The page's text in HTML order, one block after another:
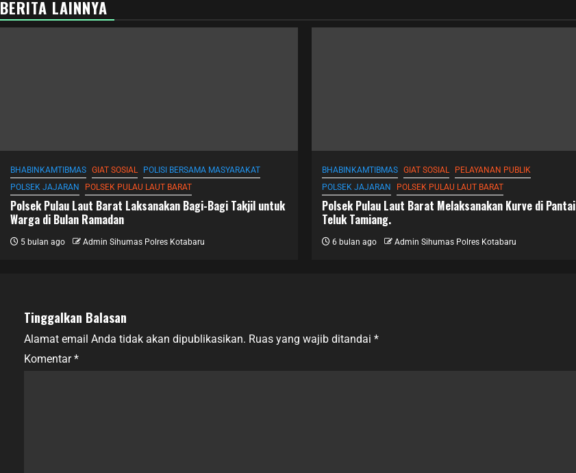
BERITA LAINNYA
BHABINKAMTIBMAS GIAT SOSIAL
POLISI BERSAMA MASYARAKAT
POLSEK JAJARAN
POLSEK PULAU LAUT BARAT
Polsek Pulau Laut Barat Laksanakan Bagi-Bagi Takjil untuk
Warga di Bulan Ramadan
5 bulan ago Admin Sihumas Polres Kotabaru
BHABINKAMTIBMAS GIAT SOSIAL
PELAYANAN PUBLIK
POLSEK JAJARAN
POLSEK PULAU LAUT BARAT
Polsek Pulau Laut Barat Melaksanakan Kurve di Pantai
Teluk Tamiang.
6 bulan ago Admin Sihumas Polres Kotabaru
Tinggalkan Balasan
Alamat email Anda tidak akan dipublikasikan. Ruas yang wajib ditandai *
Komentar*